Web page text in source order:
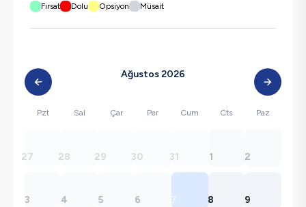
Fırsat Dolu Opsiyon Müsait
Ağustos 2026
Pzt Sal Çar Per Cum Cts Paz
27 28 29 30 31 1 2
3 4 5 6 7 8 9